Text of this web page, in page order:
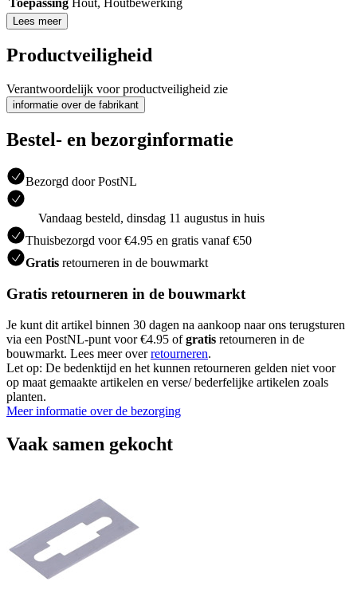
Lees meer
Productveiligheid
Verantwoordelijk voor productveiligheid zie
informatie over de fabrikant
Bestel- en bezorginformatie
Bezorgd door PostNL
Vandaag besteld, dinsdag 11 augustus in huis
Thuisbezorgd voor €4.95 en gratis vanaf €50
Gratis retourneren in de bouwmarkt
Gratis retourneren in de bouwmarkt
Je kunt dit artikel binnen 30 dagen na aankoop naar ons terugsturen
via een PostNL-punt voor €4.95 ofgratis retourneren in de
bouwmarkt. Lees meer overretourneren.
Let op: De bedenktijd en het kunnen retourneren gelden niet voor
op maat gemaakte artikelen en verse/ bederfelijke artikelen zoals
planten.
Meer informatie over de bezorging
Vaak samen gekocht